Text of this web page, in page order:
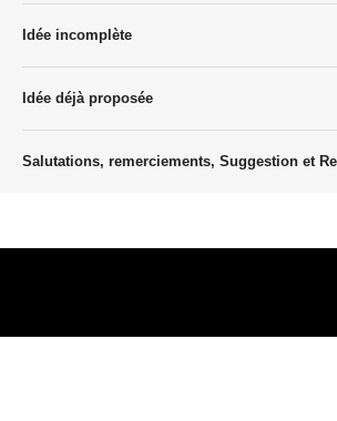
Idée incomplète
Idée déjà proposée
Salutations, remerciements, Suggestion et